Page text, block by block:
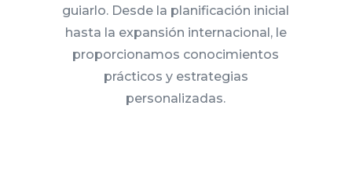
guiarlo. Desde la planificación inicial
hasta la expansión internacional, le
proporcionamos conocimientos
prácticos y estrategias
personalizadas.